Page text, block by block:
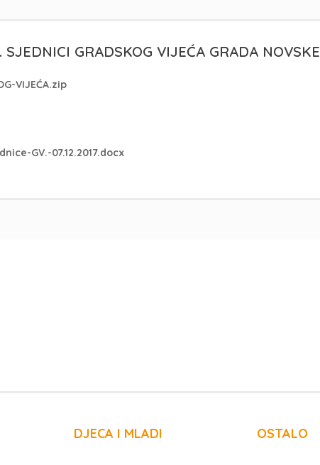
GRADSKOG VIJEĆA GRADA NOVSKE
VIJEĆA.zip
GV.-07.12.2017.docx
DJECA I MLADI OSTALO